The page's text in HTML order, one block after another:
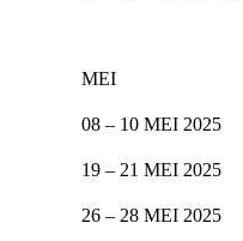
MEI
08 – 10 MEI 2025
19 – 21 MEI 2025
26 – 28 MEI 2025